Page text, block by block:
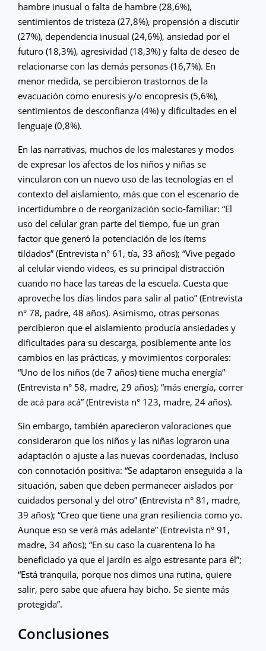
hambre inusual o falta de hambre (28,6%),
sentimientos de tristeza (27,8%), propensión a discutir
(27%), dependencia inusual (24,6%), ansiedad por el
futuro (18,3%), agresividad (18,3%) y falta de deseo de
relacionarse con las demás personas (16,7%). En
menor medida, se percibieron trastornos de la
evacuación como enuresis y/o encopresis (5,6%),
sentimientos de desconfianza (4%) y dificultades en el
lenguaje (0,8%).
En las narrativas, muchos de los malestares y modos
de expresar los afectos de los niños y niñas se
vincularon con un nuevo uso de las tecnologías en el
contexto del aislamiento, más que con el escenario de
incertidumbre o de reorganización socio-familiar: “El
uso del celular gran parte del tiempo, fue un gran
factor que generó la potenciación de los ítems
tildados” (Entrevista n° 61, tía, 33 años); “Vive pegado
al celular viendo videos, es su principal distracción
cuando no hace las tareas de la escuela. Cuesta que
aproveche los días lindos para salir al patio” (Entrevista
n° 78, padre, 48 años). Asimismo, otras personas
percibieron que el aislamiento producía ansiedades y
dificultades para su descarga, posiblemente ante los
cambios en las prácticas, y movimientos corporales:
“Uno de los niños (de 7 años) tiene mucha energía”
(Entrevista n° 58, madre, 29 años); “más energía, correr
de acá para acá” (Entrevista n° 123, madre, 24 años).
Sin embargo, también aparecieron valoraciones que
consideraron que los niños y las niñas lograron una
adaptación o ajuste a las nuevas coordenadas, incluso
con connotación positiva: “Se adaptaron enseguida a la
situación, saben que deben permanecer aislados por
cuidados personal y del otro” (Entrevista n° 81, madre,
39 años); “Creo que tiene una gran resiliencia como yo.
Aunque eso se verá más adelante” (Entrevista n° 91,
madre, 34 años); “En su caso la cuarentena lo ha
beneficiado ya que el jardín es algo estresante para él”;
“Está tranquila, porque nos dimos una rutina, quiere
salir, pero sabe que afuera hay bicho. Se siente más
protegida”.
Conclusiones